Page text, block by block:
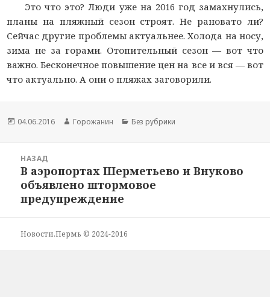
Это что это? Люди уже на 2016 год замахнулись,
планы на пляжный сезон строят. Не рановато ли?
Сейчас другие проблемы актуальнее. Холода на носу,
зима не за горами. Отопительный сезон — вот что
важно. Бесконечное повышение цен на все и вся — вот
что актуально. А они о пляжах заговорили.
Новость
04.06.2016
Автор
Горожанин
Раздел
Без рубрики
новостям
НАЗАД
Предыдущая
запись:
В аэропортах Шерметьево и Внуково
объявлено штормовое
предупреждение
Новости.Пермь © 2024-2016